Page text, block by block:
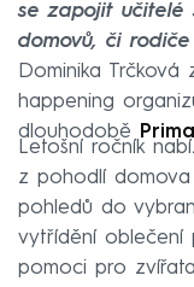
se zapojit učitelé
domovů, či
Dominika Trčková
happening
dlouhodobě
Letošní ročník
z pohodlí
pohledů do
vytřídění oblečení
pomoci pro